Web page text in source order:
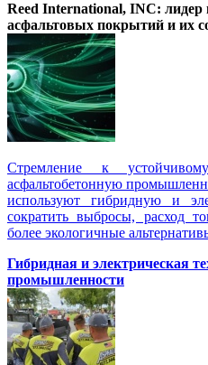
Reed International, INC: лидер
асфальтовых покрытий и их
Стремление к
асфальтобетонную
используют гибридную и
сократить выбросы, расход
более экологичные
Гибридная и электрическая
промышленности